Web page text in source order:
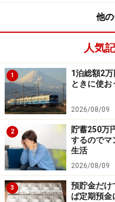
「老後資金を充
現役時代にもっとこ
か、との問いには「個
金を充実させておけば
今の生活での不安につ
年金依存度が年々高ま
最後に「それでも就職
は恵まれている」と、
でした。
他
人気
1
1泊総額2
ときに使
2026/08/09
2
貯蓄250万
するのでマ
生活
2026/08/09
3
預貯金だけ
ば定期預金